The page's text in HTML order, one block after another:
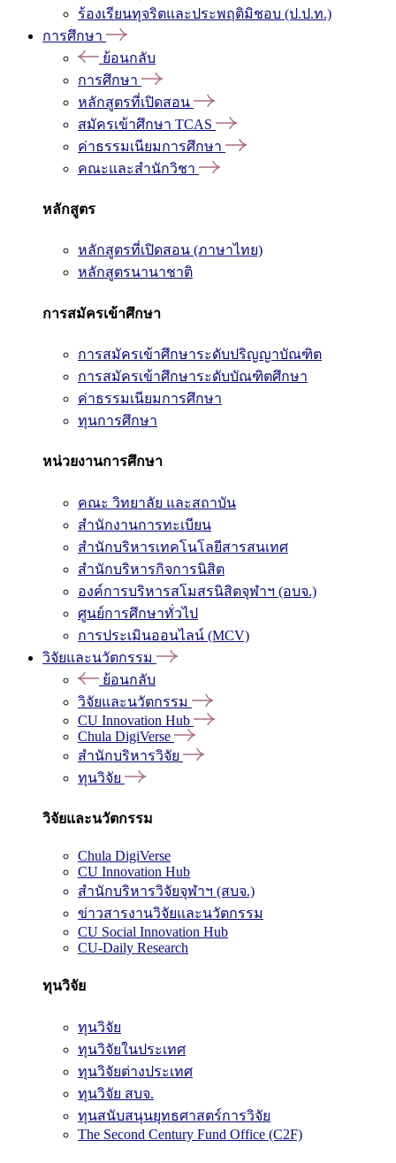
ร้องเรียนทุจริตและประพฤติมิชอบ (ป.ป.ท.)
การศึกษา
ย้อนกลับ
การศึกษา
หลักสูตรที่เปิดสอน
สมัครเข้าศึกษา TCAS
ค่าธรรมเนียมการศึกษา
คณะและสำนักวิชา
หลักสูตร
หลักสูตรที่เปิดสอน (ภาษาไทย)
หลักสูตรนานาชาติ
การสมัครเข้าศึกษา
การสมัครเข้าศึกษาระดับปริญญาบัณฑิต
การสมัครเข้าศึกษาระดับบัณฑิตศึกษา
ค่าธรรมเนียมการศึกษา
ทุนการศึกษา
หน่วยงานการศึกษา
คณะ วิทยาลัย และสถาบัน
สำนักงานการทะเบียน
สำนักบริหารเทคโนโลยีสารสนเทศ
สำนักบริหารกิจการนิสิต
องค์การบริหารสโมสรนิสิตจุฬาฯ (อบจ.)
ศูนย์การศึกษาทั่วไป
การประเมินออนไลน์ (MCV)
วิจัยและนวัตกรรม
ย้อนกลับ
วิจัยและนวัตกรรม
CU Innovation Hub
Chula DigiVerse
สำนักบริหารวิจัย
ทุนวิจัย
วิจัยและนวัตกรรม
Chula DigiVerse
CU Innovation Hub
สำนักบริหารวิจัยจุฬาฯ (สบจ.)
ข่าวสารงานวิจัยและนวัตกรรม
CU Social Innovation Hub
CU-Daily Research
ทุนวิจัย
ทุนวิจัย
ทุนวิจัยในประเทศ
ทุนวิจัยต่างประเทศ
ทุนวิจัย สบจ.
ทุนสนับสนุนยุทธศาสตร์การวิจัย
The Second Century Fund Office (C2F)